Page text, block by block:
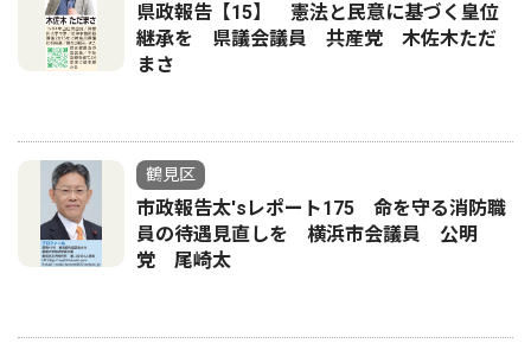
県政報告【15】 憲法と民意に基づく皇位
継承を 県議会議員 共産党 木佐木ただ
まさ
鶴見区
市政報告太'sレポート175 命を守る消防職
員の待遇見直しを 横浜市会議員 公明
党 尾崎太